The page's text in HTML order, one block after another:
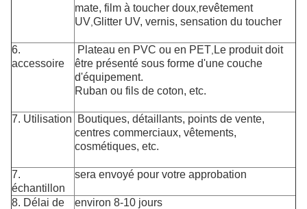
mate, film à toucher doux revêtement
UV Glitter UV, vernis, sensation du toucher
6.
accessoire
Plateau en PVC ou en PET Le produit doit
être présenté sous forme d'une couche
d'équipement.
Ruban ou fils de coton, etc.
7. Utilisation
Boutiques, détaillants, points de vente,
centres commerciaux, vêtements,
cosmétiques, etc.
7.
échantillon
sera envoyé pour votre approbation
8. Délai de
environ 8-10 jours